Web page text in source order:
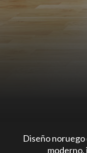
Diseño noruego
moderno,